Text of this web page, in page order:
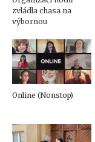
zvládla chasa na
výbornou
Online (Nonstop)